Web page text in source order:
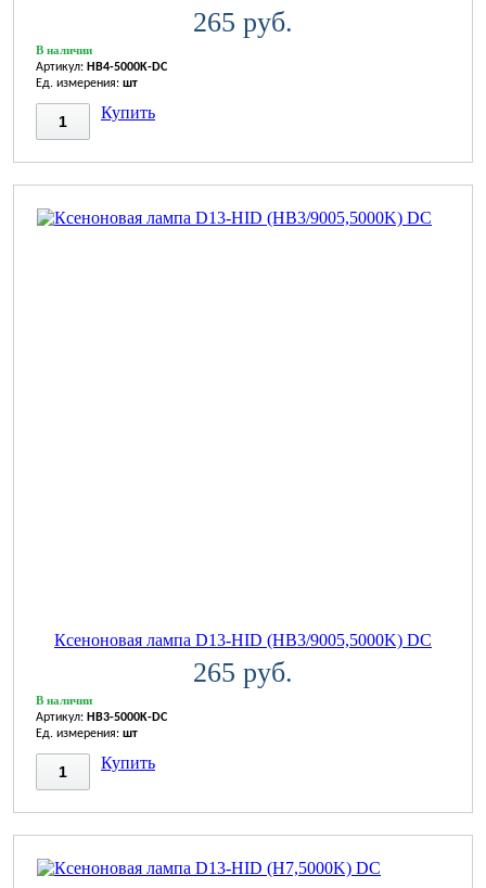
265 руб.
В наличии
Артикул: HB4-5000K-DC
Ед. измерения: шт
Купить
Ксеноновая лампа D13-HID (HB3/9005,5000K) DC
265 руб.
В наличии
Артикул: HB3-5000K-DC
Ед. измерения: шт
Купить